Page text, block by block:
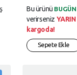
Bu ürünü BUGÜN
verirseniz YARIN
kargoda!
Sepete Ekle